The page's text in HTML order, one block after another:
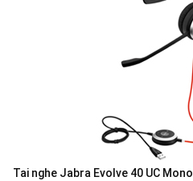
Tai nghe Jabra Evolve 40 UC Mono